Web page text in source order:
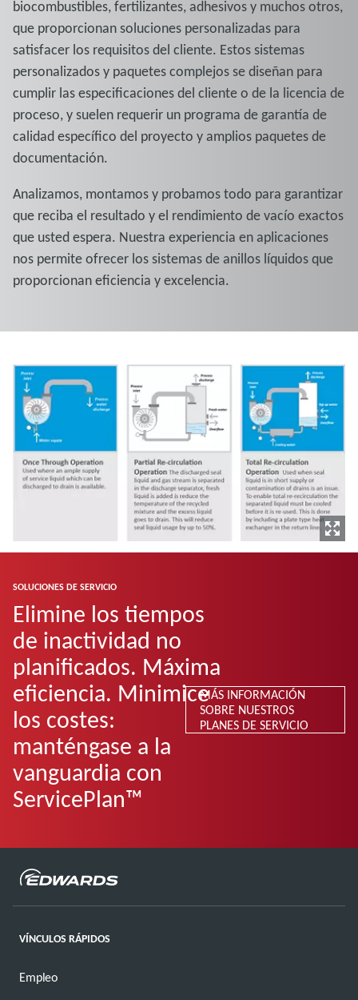
biocombustibles, fertilizantes, adhesivos y muchos otros,
que proporcionan soluciones personalizadas para
satisfacer los requisitos del cliente. Estos sistemas
personalizados y paquetes complejos se diseñan para
cumplir las especificaciones del cliente o de la licencia de
proceso, y suelen requerir un programa de garantía de
calidad específico del proyecto y amplios paquetes de
documentación.
Analizamos, montamos y probamos todo para garantizar
que reciba el resultado y el rendimiento de vacío exactos
que usted espera. Nuestra experiencia en aplicaciones
nos permite ofrecer los sistemas de anillos líquidos que
proporcionan eficiencia y excelencia.
SOLUCIONES DE SERVICIO
Elimine los tiempos
de inactividad no
planificados. Máxima
eficiencia. Minimice
los costes:
manténgase a la
vanguardia con
ServicePlan™
MÁS INFORMACIÓN
SOBRE NUESTROS
PLANES DE SERVICIO
VÍNCULOS RÁPIDOS
Empleo